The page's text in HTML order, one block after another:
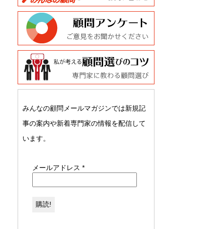
みんなの顧問メールマガジンでは新規記
事の案内や新着専門家の情報を配信して
います。
メールアドレス *